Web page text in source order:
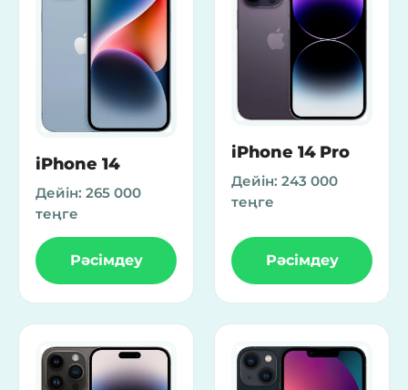
iPhone 14
Дейін: 265 000
теңге
Рәсімдеу
iPhone 14 Pro
Дейін: 243 000
теңге
Рәсімдеу